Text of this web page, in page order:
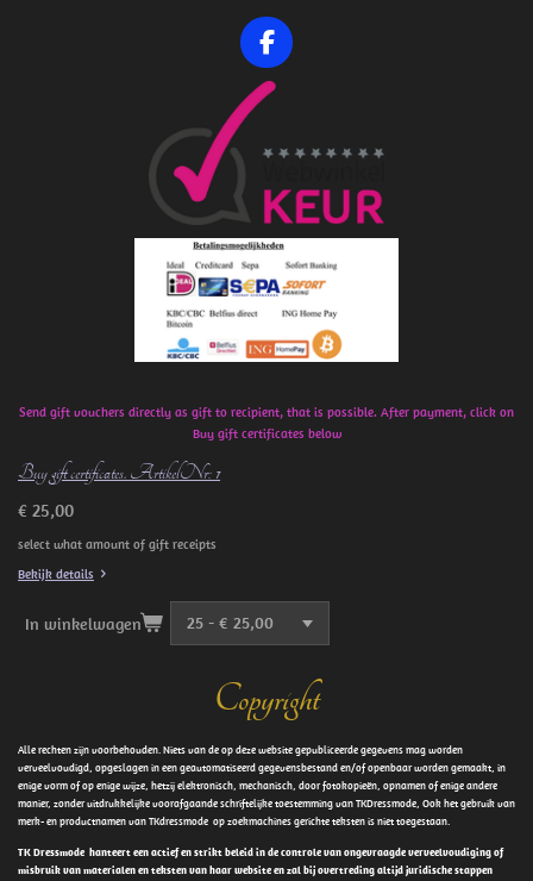
F
a
c
b
o
k
Send gift vouchers directly as gift to recipient, that is possible. After payment, click on
Buy gift certificates below
Buy gift certificates. ArtikelNr: 1
€ 25,00
select what amount of gift receipts
Bekijk details
In winkelwagen
Copyright
Alle rechten zijn voorbehouden. Niets van de op deze website gepubliceerde gegevens mag worden
verveelvoudigd, opgeslagen in een geautomatiseerd gegevensbestand en/of openbaar worden gemaakt, in
enige vorm of op enige wijze, hetzij elektronisch, mechanisch, door fotokopieën, opnamen of enige andere
manier, zonder uitdrukkelijke voorafgaande schriftelijke toestemming van TKDressmode, Ook het gebruik van
merk- en productnamen van TKdressmode op zoekmachines gerichte teksten is niet toegestaan.
TK Dressmode hanteert een actief en strikt beleid in de controle van ongevraagde verveelvoudiging of
misbruik van materialen en teksten van haar website en zal bij overtreding altijd juridische stappen